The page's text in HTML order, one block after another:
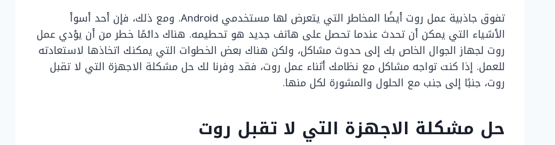
تفوق جاذبية عمل روت أيضًا المخاطر التي يتعرض لها مستخدمي Android. ومع ذلك، فإن أحد أسوأ
الأشياء التي يمكن أن تحدث عندما تحصل على هاتف جديد هو تحطيمه. هناك دائمًا خطر من أن يؤدي عمل
روت لجهاز الجوال الخاص بك إلى حدوث مشاكل، ولكن هناك بعض الخطوات التي يمكنك اتخاذها لاستعادته
للعمل. إذا كنت تواجه مشاكل مع نظامك أثناء عمل روت، فقد وفرنا لك حل مشكلة الاجهزة التي لا تقبل
روت، جنبًا إلى جنب مع الحلول والمشورة لكل منها.
حل مشكلة الاجهزة التي لا تقبل روت